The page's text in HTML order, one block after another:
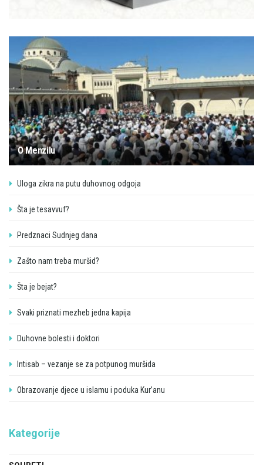
O Menzilu
Uloga zikra na putu duhovnog odgoja
Šta je tesavvuf?
Predznaci Sudnjeg dana
Zašto nam treba muršid?
Šta je bejat?
Svaki priznati mezheb jedna kapija
Duhovne bolesti i doktori
Intisab – vezanje se za potpunog muršida
Obrazovanje djece u islamu i poduka Kur’anu
Kategorije